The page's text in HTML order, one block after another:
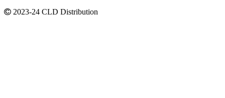
2023-24 CLD Distribution